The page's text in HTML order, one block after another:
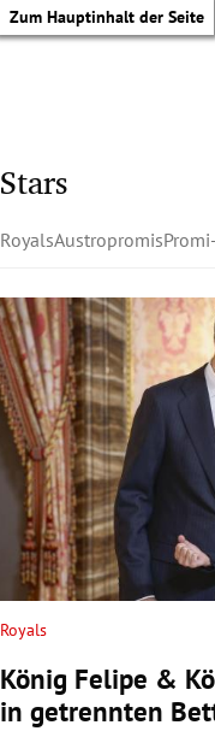
Zum Hauptinhalt der Seite
Untermenü
Untermenü
Untermenü
Untermenü
Stars
RoyalsAustropromis
Royals
König Felipe &
in getrennten